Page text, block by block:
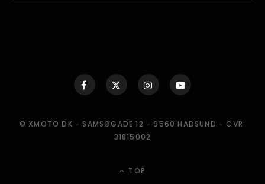
© XMOTO.DK - SAMSØGADE 12 - 9560 HADSUND - CVR:
31815002
TOP